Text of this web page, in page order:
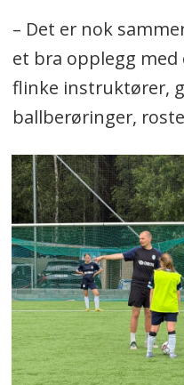
– Det er nok
et bra opplegg
flinke instruktører,
ballberøringer,